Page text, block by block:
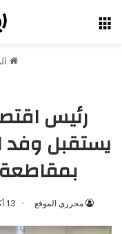
رئيس
يستقبل وفد
محرري الموقع 13 أكتوبر، 2024